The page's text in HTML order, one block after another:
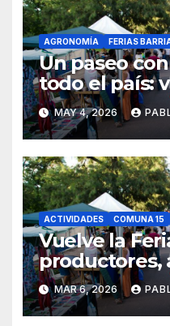
AGRONOMÍA FERIAS
Un paseo
todo el país:
de
gratuita
MAY 4, 2026
ACTIVIDADES COMUNA 15
Vuelve la
productores,
regionales y
toda la
MAR 6, 2026